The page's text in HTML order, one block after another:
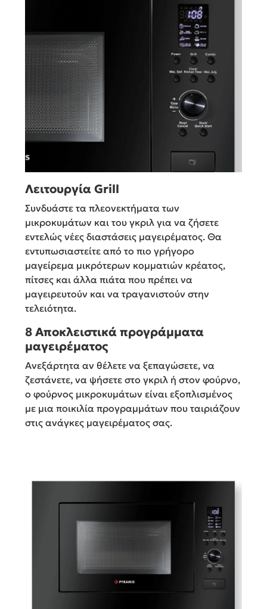
Λειτουργία Grill
Συνδυάστε τα πλεονεκτήματα των
μικροκυμάτων και του γκριλ για να ζήσετε
εντελώς νέες διαστάσεις μαγειρέματος. Θα
εντυπωσιαστείτε από το πιο γρήγορο
μαγείρεμα μικρότερων κομματιών κρέατος,
πίτσες και άλλα πιάτα που πρέπει να
μαγειρευτούν και να τραγανιστούν στην
τελειότητα.
8​ Αποκλειστικά προγράμματα
μαγειρέματος
Ανεξάρτητα αν θέλετε να ξεπαγώσετε, να
ζεστάνετε, να ψήσετε στο γκριλ ή στον φούρνο,
ο φούρνος μικροκυμάτων είναι εξοπλισμένος
με μια ποικιλία προγραμμάτων που ταιριάζουν
στις ανάγκες μαγειρέματος σας.